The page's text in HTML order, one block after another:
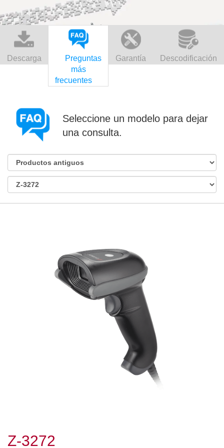
Descarga
Preguntas
más
frecuentes
Garantía Descodificación
Seleccione un modelo para dejar
una consulta.
Z-3272